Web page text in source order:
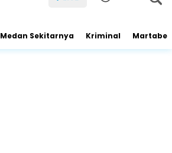
Medan Sekitarnya Kriminal Martabe